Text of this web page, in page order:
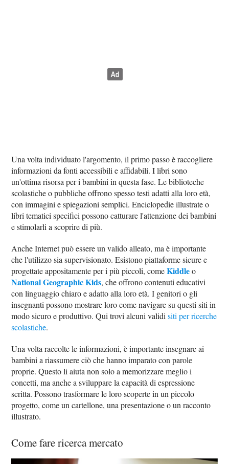
Una volta individuato l'argomento, il primo passo è raccogliere
informazioni da fonti accessibili e affidabili. I libri sono
un'ottima risorsa per i bambini in questa fase. Le biblioteche
scolastiche o pubbliche offrono spesso testi adatti alla loro età,
con immagini e spiegazioni semplici. Enciclopedie illustrate o
libri tematici specifici possono catturare l'attenzione dei bambini
e stimolarli a scoprire di più.
Anche Internet può essere un valido alleato, ma è importante
che l'utilizzo sia supervisionato. Esistono piattaforme sicure e
progettate appositamente per i più piccoli, comeKiddleo
National Geographic Kids, che offrono contenuti educativi
con linguaggio chiaro e adatto alla loro età. I genitori o gli
insegnanti possono mostrare loro come navigare su questi siti in
modo sicuro e produttivo. Qui trovi alcuni validisiti per ricerche
scolastiche.
Una volta raccolte le informazioni, è importante insegnare ai
bambini a riassumere ciò che hanno imparato con parole
proprie. Questo li aiuta non solo a memorizzare meglio i
concetti, ma anche a sviluppare la capacità di espressione
scritta. Possono trasformare le loro scoperte in un piccolo
progetto, come un cartellone, una presentazione o un racconto
illustrato.
Come fare ricerca mercato